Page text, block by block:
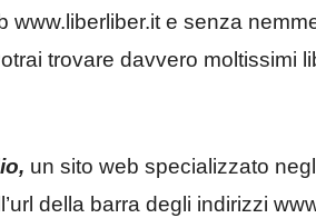
www.liberliber.it e senza
trovare davvero moltissimi
un sito web specializzato
della barra degli indirizzi